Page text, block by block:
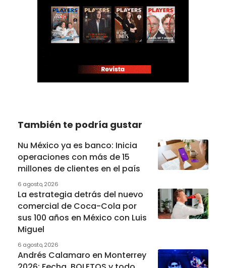
También te podría gustar
Nu México ya es banco: Inicia
operaciones con más de 15
millones de clientes en el país
6 agosto, 2026
La estrategia detrás del nuevo
comercial de Coca-Cola por
sus 100 años en México con Luis
Miguel
6 agosto, 2026
Andrés Calamaro en Monterrey